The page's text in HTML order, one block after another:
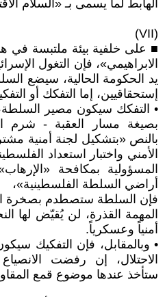
الهابط لما يسمى بـ «السلام
(VII)
■ على خلفية بيئة ملتبسة في
الابراهيمي»، فإن التغول
يد الحكومة الحالية، سيضع
إستحقاقيين، إما التفكك أو
• التفكك سيكون مصير السلطة،
بصيغة مسار العقبة - شرم
بالنص «بتشكيل لجنة أمنية
الأمني واختبار استعداد
المسؤولية بمكافحة
أراضي السلطة الفلسطينية»،
فإن السلطة ستصطدم بصخرة
المهمة القذرة، لن يُقيّض لها
أمنياً وعسكرياً.
• وبالمقابل، فإن التفكيك
الاحتلال، إن رفضت
ستأخذ عندها موضوع قمع